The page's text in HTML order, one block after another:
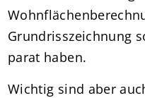
Grundrisszeichnung
parat haben.
Wichtig sind aber